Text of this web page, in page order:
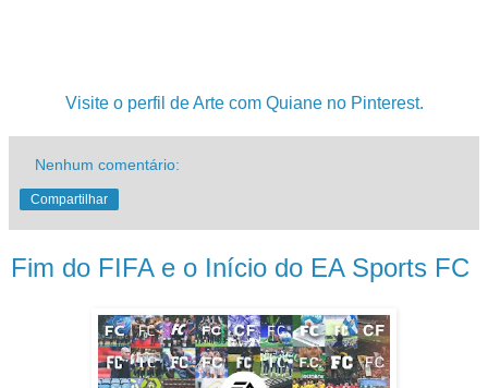
Visite o perfil de Arte com Quiane no Pinterest.
Nenhum comentário:
Compartilhar
Fim do FIFA e o Início do EA Sports FC